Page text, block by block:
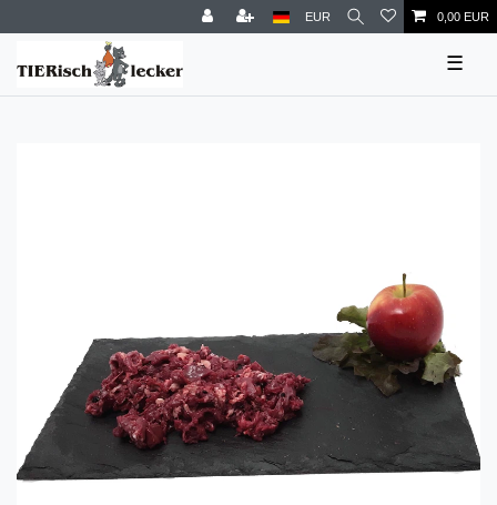
EUR 0,00 EUR
☰